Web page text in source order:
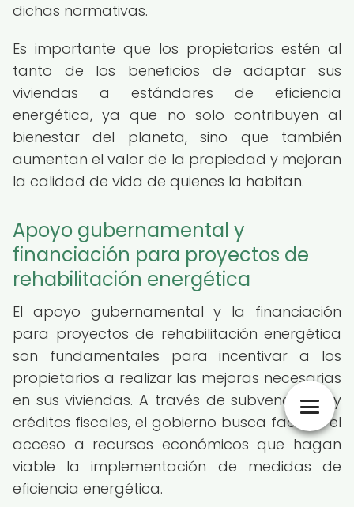
dichas normativas.
Es importante que los propietarios estén al
tanto de los beneficios de adaptar sus
viviendas a estándares de eficiencia
energética, ya que no solo contribuyen al
bienestar del planeta, sino que también
aumentan el valor de la propiedad y mejoran
la calidad de vida de quienes la habitan.
Apoyo gubernamental y
financiación para proyectos de
rehabilitación energética
El apoyo gubernamental y la financiación
para proyectos de rehabilitación energética
son fundamentales para incentivar a los
propietarios a realizar las mejoras necesarias
en sus viviendas. A través de subvenciones y
créditos fiscales, el gobierno busca facilitar el
acceso a recursos económicos que hagan
viable la implementación de medidas de
eficiencia energética.